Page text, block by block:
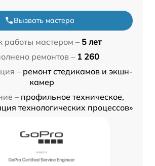
Вызвать мастера
работы мастером – 5 лет
ремонтов – 1 260
– ремонт стедикамов и экшн-
камер
– профильное техническое,
технологических процессов»